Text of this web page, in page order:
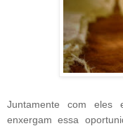
Juntamente com eles
enxergam essa